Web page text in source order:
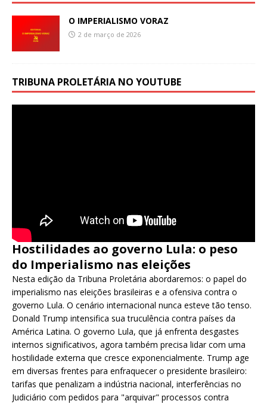
O IMPERIALISMO VORAZ
2 de março de 2026
TRIBUNA PROLETÁRIA NO YOUTUBE
Hostilidades ao governo Lula: o peso
do Imperialismo nas eleições
Nesta edição da Tribuna Proletária abordaremos: o papel do
imperialismo nas eleições brasileiras e a ofensiva contra o
governo Lula. O cenário internacional nunca esteve tão tenso.
Donald Trump intensifica sua truculência contra países da
América Latina. O governo Lula, que já enfrenta desgastes
internos significativos, agora também precisa lidar com uma
hostilidade externa que cresce exponencialmente. Trump age
em diversas frentes para enfraquecer o presidente brasileiro:
tarifas que penalizam a indústria nacional, interferências no
Judiciário com pedidos para "arquivar" processos contra